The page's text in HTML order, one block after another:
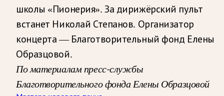
школы «Пионерия». За дирижёрский пульт
встанет Николай Степанов. Организатор
концерта — Благотворительный фонд Елены
Образцовой.
По материалам пресс-службы
Благотворительного фонда Елены Образцовой